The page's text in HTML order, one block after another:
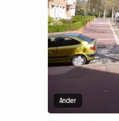
Ander